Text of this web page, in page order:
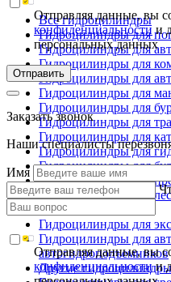
Все гидроцилиндры
Гидроцилиндры для
Гидроцилиндры для
Гидроцилиндры для
Гидроцилиндры для
Гидроцилиндры для
Гидроцилиндры для
Гидроцилиндры для
Гидроцилиндры для
Гидроцилиндры для
Гидроцилиндры для
Гидроцилиндры для
Гидроцилиндры для
металловозов
Гидроцилиндры для
Гидроцилиндры для
автогидроподъемников
Другие гидроцилиндры
Отправляя данные, вы
конфиденциальностии
персональных данных
Отправить
Заказать звонок
Наши специалисты
Имя
Отправляя данные, вы
конфиденциальностии